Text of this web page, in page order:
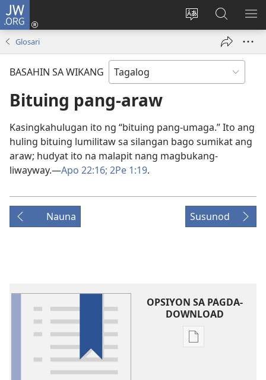
JW.ORG
Baguhin
ng
Mag-
log
bubukas
sa
JW.ORG
Glosari
BASAHIN SA WIKANG
Bituing pang-araw
Kasingkahulugan ito ng “bituing pang-umaga.” Ito ang
huling bituing lumilitaw sa silangan bago sumikat ang
araw; hudyat ito na malapit nang magbukang-
liwayway.—Apo 22:16; 2Pe 1:19.
Nauna Susunod
OPSIYON SA PAGDA-
DOWNLOAD
Opsiyon